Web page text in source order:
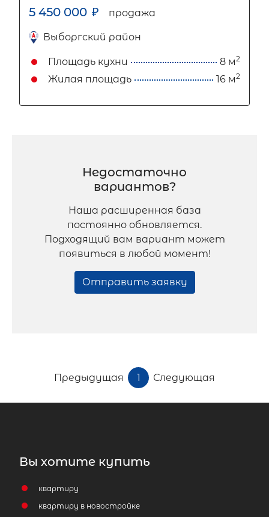
5 450 000 ₽ продажа
Выборгский район
Площадь кухни 8 м2
Жилая площадь 16 м2
Недостаточно
вариантов?
Наша расширенная база
постоянно обновляется.
Подходящий вам вариант может
появиться в любой момент!
Отправить заявку
Предыдущая 1 Следующая
Вы хотите купить
квартиру
квартиру в новостройке